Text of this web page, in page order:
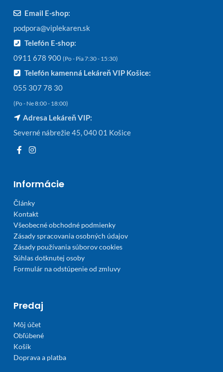
Email E-shop:
podpora@viplekaren.sk
Telefón E-shop:
0911 678 900 (Po - Pia 7:30 - 15:30)
Telefón kamenná Lekáreň VIP Košice:
055 307 78 30
(Po - Ne 8:00 - 18:00)
Adresa Lekáreň VIP:
Severné nábrežie 45, 040 01 Košice
Informácie
Články
Kontakt
Všeobecné obchodné podmienky
Zásady spracovania osobných údajov
Zásady používania súborov cookies
Súhlas dotknutej osoby
Formulár na odstúpenie od zmluvy
Predaj
Môj účet
Obľúbené
Košík
Doprava a platba